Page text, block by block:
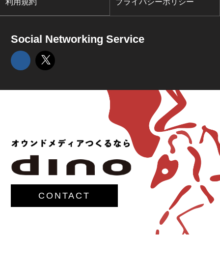
利用規約 プライバシーポリシー
Social Networking Service
CONTACT